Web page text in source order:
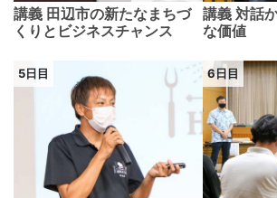
講義 田辺市の新たなまちづ
くりとビジネスチャンス
講義 対話
な価値
5日目 6日目